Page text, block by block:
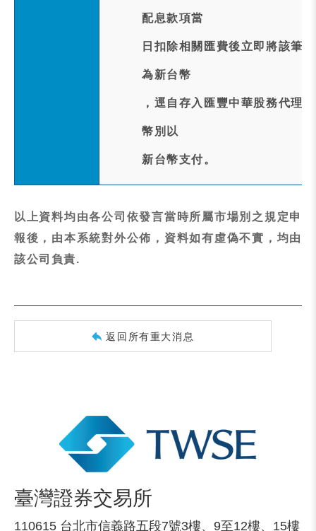
配息款項當
日扣除相關匯費後立即將該筆
為新台幣
，逕自存入匯豐中華股務代理
幣別以
新台幣支付。
以上資料均由各公司依發言當時所屬市場別之規定申
報後，由本系統對外公佈，資料如有虛偽不實，均由
該公司負責.
返回所有重大消息
臺灣證券交易所
110615 台北市信義路五段7號3樓、9至12樓、15樓